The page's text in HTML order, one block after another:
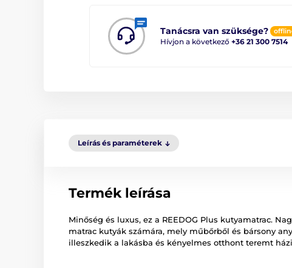
Tanácsra van szüksége?
Hívjon a következő +36 21 300 7514
Leírás és paraméterek
Termék leírása
Minőség és luxus, ez a REEDOG Plus kutyamatrac.
matrac kutyák számára, mely műbőrből és bársony
illeszkedik a lakásba és kényelmes otthont teremt